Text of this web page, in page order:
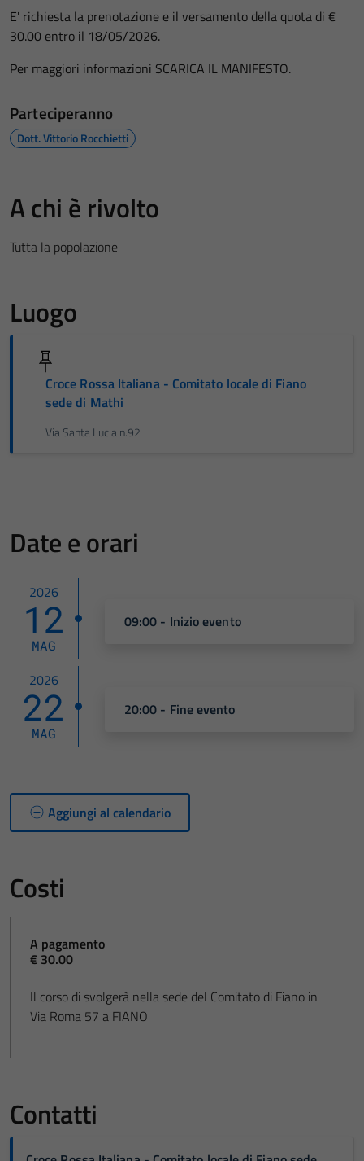
E' richiesta la prenotazione e il versamento della quota di €
30.00 entro il 18/05/2026.
Per maggiori informazioni SCARICA IL MANIFESTO.
Parteciperanno
Dott. Vittorio Rocchietti
A chi è rivolto
Tutta la popolazione
Luogo
Croce Rossa Italiana - Comitato locale di Fiano
sede di Mathi
Via Santa Lucia n.92
Date e orari
2026
12
MAG
09:00 - Inizio evento
2026
22
MAG
20:00 - Fine evento
Aggiungi al calendario
Costi
A pagamento
€ 30.00
Il corso di svolgerà nella sede del Comitato di Fiano in
Via Roma 57 a FIANO
Contatti